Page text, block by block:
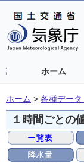
ホーム
ホーム > 各種デー
１時間ごとの